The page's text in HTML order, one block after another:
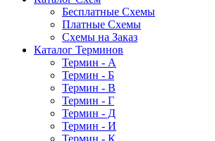
Бесплатные Схемы
Платные Схемы
Схемы на Заказ
Каталог Терминов
Термин - А
Термин - Б
Термин - В
Термин - Г
Термин - Д
Термин - И
Термин - К